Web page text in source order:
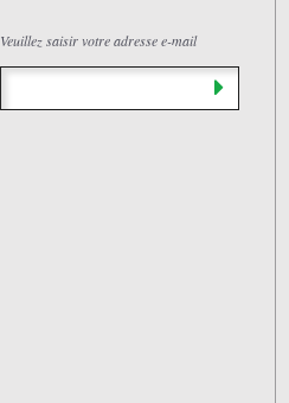
Veuillez saisir votre adresse e-mail